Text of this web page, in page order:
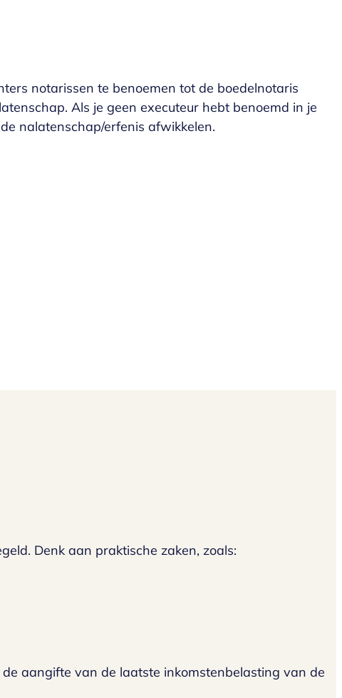
notarissen te benoemen tot de boedelnotaris
Als je geen executeur hebt benoemd in je
nalatenschap/erfenis afwikkelen.
Denk aan praktische zaken, zoals:
aangifte van de laatste inkomstenbelasting van de